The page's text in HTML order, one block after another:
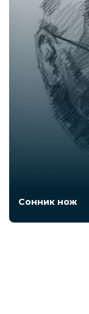
Сонник нож